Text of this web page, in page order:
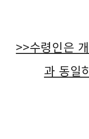
>>수령인은
과 동일